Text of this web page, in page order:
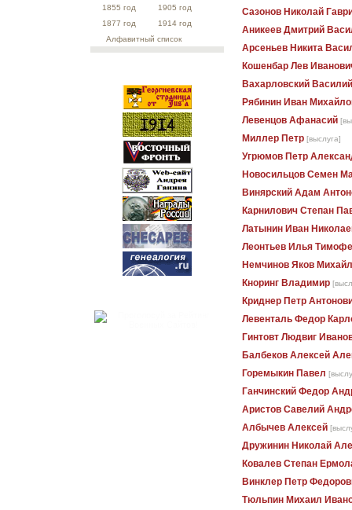
1855 год
1905 год
1877 год
1914 год
Алфавитный список
Сазонов Николай
Аникеев Дмитрий
Арсеньев Никита
Кошенбар Лев
Вахарловский
Рябинин Иван
Левенцов Афанасий
Миллер Петр [выслуга]
Угрюмов Петр
Новосильцов Семен
Винярский Адам
Карнилович Степан
Латынин Иван
Леонтьев Илья
Немчинов Яков
Кноринг Владимир
Криднер Петр
Левенталь Федор
Гинтовт Людвиг
Балбеков Алексей
Горемыкин Павел
Ганчинский Федор
Аристов Савелий
Албычев Алексей
Дружинин Николай
Ковалев Степан
Винклер Петр
Тюльпин Михаил